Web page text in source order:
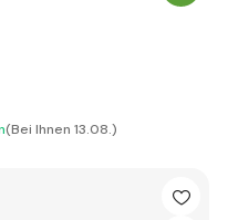
(Bei Ihnen 13.08.)